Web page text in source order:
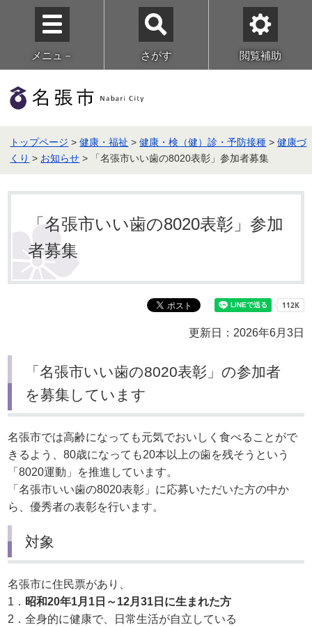
メニュ－ さがす 閲覧補助
トップページ >健康・福祉 >健康・検（健）診・予防接種 >健康づ
くり > お知らせ > 「名張市いい歯の8020表彰」参加者募集
「名張市いい歯の8020表彰」参加
者募集
更新日：2026年6月3日
「名張市いい歯の8020表彰」の参加者
を募集しています
名張市では高齢になっても元気でおいしく食べることがで
きるよう、80歳になっても20本以上の歯を残そうという
「8020運動」を推進しています。
「名張市いい歯の8020表彰」に応募いただいた方の中か
ら、優秀者の表彰を行います。
対象
名張市に住民票があり、
1． 昭和20年1月1日～12月31日に生まれた方
2．全身的に健康で、日常生活が自立している